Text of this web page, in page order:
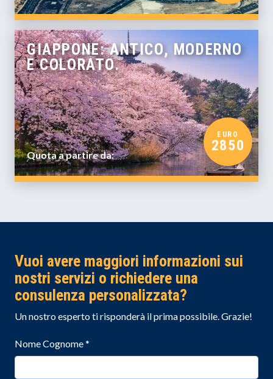
GIAPPONE: ANTICO, MODERNO
E COLORATO.
Quota a partire da:
EURO
2850
Vuoi avere maggiori informazioni sui
nostri servizi o richiedere una
consulenza personalizzata?
Un nostro esperto ti risponderà il prima possibile. Grazie!
Nome Cognome*